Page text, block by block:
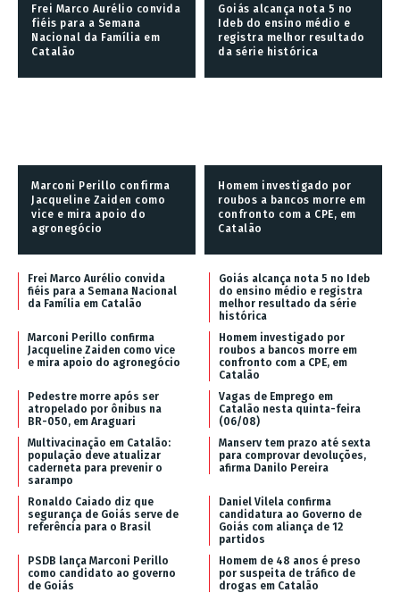
Frei Marco Aurélio convida
fiéis para a Semana
Nacional da Família em
Catalão
Goiás alcança nota 5 no
Ideb do ensino médio e
registra melhor resultado
da série histórica
Marconi Perillo confirma
Jacqueline Zaiden como
vice e mira apoio do
agronegócio
Homem investigado por
roubos a bancos morre em
confronto com a CPE, em
Catalão
Frei Marco Aurélio convida
fiéis para a Semana Nacional
da Família em Catalão
Goiás alcança nota 5 no Ideb
do ensino médio e registra
melhor resultado da série
histórica
Marconi Perillo confirma
Jacqueline Zaiden como vice
e mira apoio do agronegócio
Homem investigado por
roubos a bancos morre em
confronto com a CPE, em
Catalão
Pedestre morre após ser
atropelado por ônibus na
BR-050, em Araguari
Vagas de Emprego em
Catalão nesta quinta-feira
(06/08)
Multivacinação em Catalão:
população deve atualizar
caderneta para prevenir o
sarampo
Manserv tem prazo até sexta
para comprovar devoluções,
afirma Danilo Pereira
Ronaldo Caiado diz que
segurança de Goiás serve de
referência para o Brasil
Daniel Vilela confirma
candidatura ao Governo de
Goiás com aliança de 12
partidos
PSDB lança Marconi Perillo
como candidato ao governo
de Goiás
Homem de 48 anos é preso
por suspeita de tráfico de
drogas em Catalão